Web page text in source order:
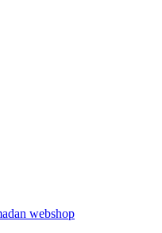
webshop